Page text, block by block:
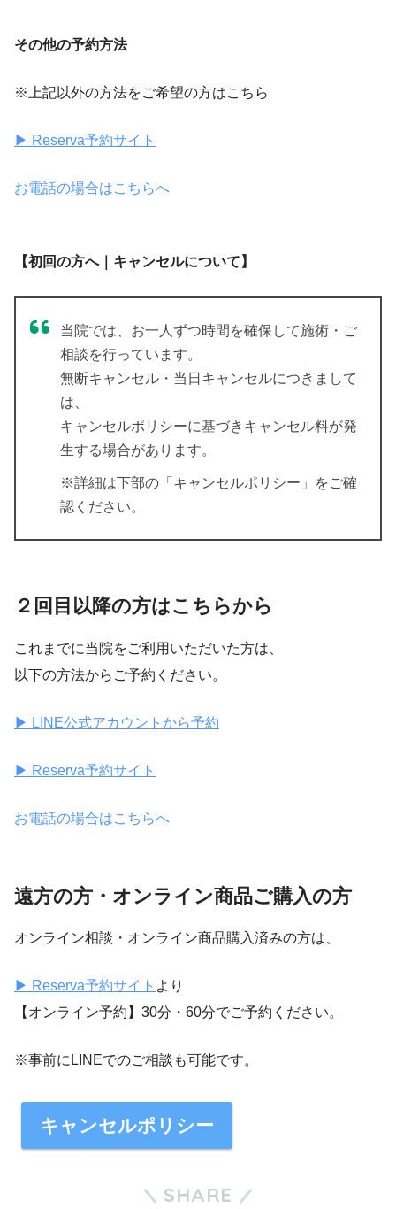
その他の予約方法
※上記以外の方法をご希望の方はこちら
▶ Reserva予約サイト
お電話の場合はこちらへ
【初回の方へ｜キャンセルについて】
当院では、お一人ずつ時間を確保して施術・ご
相談を行っています。
無断キャンセル・当日キャンセルにつきまして
は、
キャンセルポリシーに基づきキャンセル料が発
生する場合があります。
※詳細は下部の「キャンセルポリシー」をご確
認ください。
２回目以降の方はこちらから
これまでに当院をご利用いただいた方は、
以下の方法からご予約ください。
▶ LINE公式アカウントから予約
▶ Reserva予約サイト
お電話の場合はこちらへ
遠方の方・オンライン商品ご購入の方
オンライン相談・オンライン商品購入済みの方は、
▶ Reserva予約サイト より
【オンライン予約】30分・60分でご予約ください。
※事前にLINEでのご相談も可能です。
キャンセルポリシー
SHARE